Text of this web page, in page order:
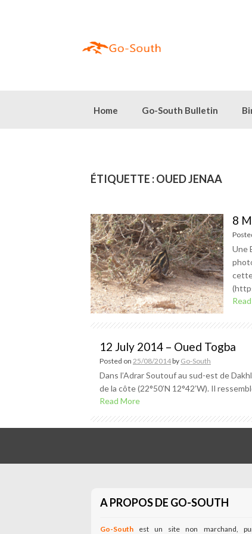
Home Go-South Bulletin
ÉTIQUETTE :OUED JENAA
8
Une
12 July 2014 – Oued Togba
Posted on 25/08/2014by Go-South
Dans l’Adrar Soutouf au sud-est de
de la côte (22°50’N 12°42’W). Il
Read More
A PROPOS DE GO-SOUTH
Go-South est un site non marchand,